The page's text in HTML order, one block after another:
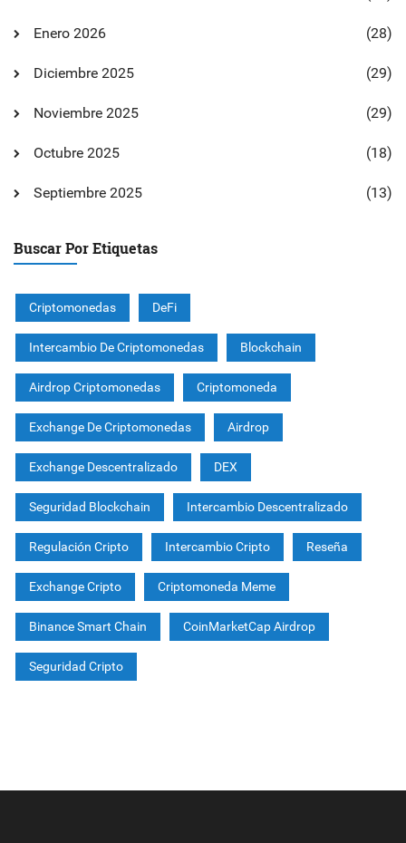
Enero 2026 (28)
Diciembre 2025 (29)
Noviembre 2025 (29)
Octubre 2025 (18)
Septiembre 2025 (13)
Buscar Por Etiquetas
Criptomonedas DeFi
Intercambio De Criptomonedas Blockchain
Airdrop Criptomonedas Criptomoneda
Exchange De Criptomonedas Airdrop
Exchange Descentralizado DEX
Seguridad Blockchain Intercambio Descentralizado
Regulación Cripto Intercambio Cripto Reseña
Exchange Cripto Criptomoneda Meme
Binance Smart Chain CoinMarketCap Airdrop
Seguridad Cripto